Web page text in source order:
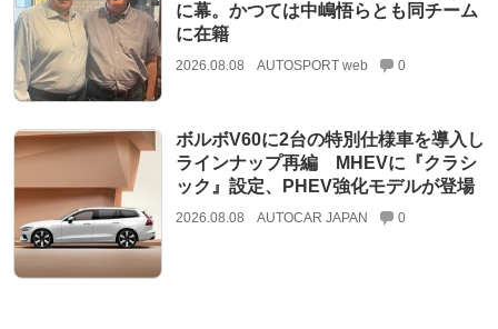
に幕。かつては中嶋悟らとも同チーム
に在籍
2026.08.08 AUTOSPORT web 0
ボルボV60に2台の特別仕様車を導入し
ラインナップ再編 MHEVに『クラシ
ック』設定、PHEV強化モデルが登場
2026.08.08 AUTOCAR JAPAN 0